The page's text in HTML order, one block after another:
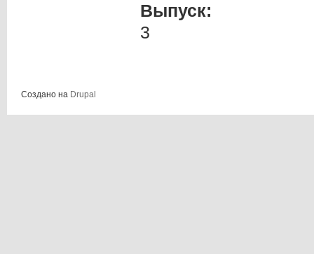
Выпуск:
3
Создано на Drupal